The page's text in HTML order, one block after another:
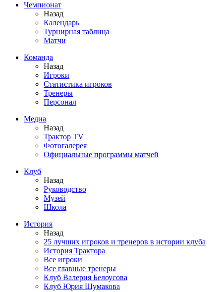
Чемпионат
Назад
Календарь
Турнирная таблица
Матчи
Команда
Назад
Игроки
Статистика игроков
Тренеры
Персонал
Медиа
Назад
Трактор TV
Фотогалерея
Официальные программы матчей
Клуб
Назад
Руководство
Музей
Школа
История
Назад
25 лучших игроков и тренеров в истории клуба
История Трактора
Все игроки
Все главные тренеры
Клуб Валерия Белоусова
Клуб Юрия Шумакова